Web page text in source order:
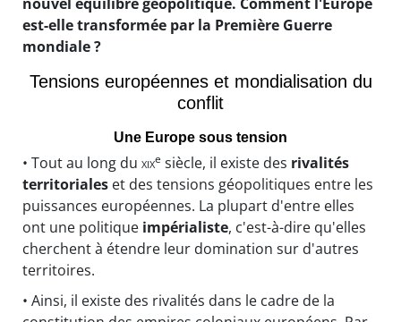
est-elle transformée par la Première Guerre
mondiale ?
Tensions européennes et mondialisation du
conflit
Une Europe sous tension
• Tout au long du xixe siècle, il existe des rivalités
territoriales et des tensions géopolitiques entre les
puissances européennes. La plupart d'entre elles
ont une politique impérialiste, c'est-à-dire qu'elles
cherchent à étendre leur domination sur d'autres
territoires.
• Ainsi, il existe des rivalités dans le cadre de la